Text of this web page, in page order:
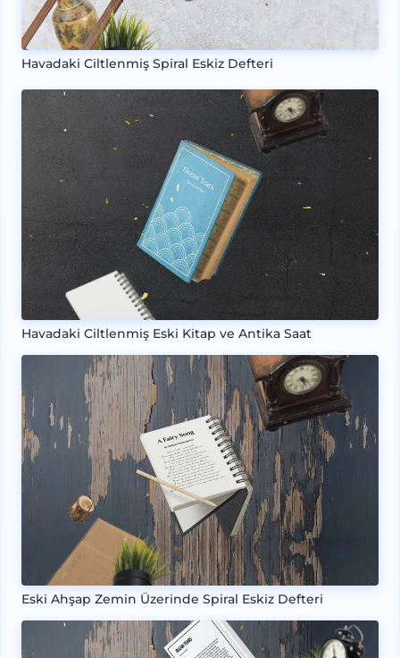
Havadaki Ciltlenmiş Spiral Eskiz Defteri
Havadaki Ciltlenmiş Eski Kitap ve Antika Saat
Eski Ahşap Zemin Üzerinde Spiral Eskiz Defteri